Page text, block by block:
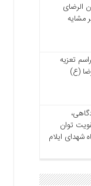
الرضای
تعزیه
(ع)
توان
شهدای ایلام